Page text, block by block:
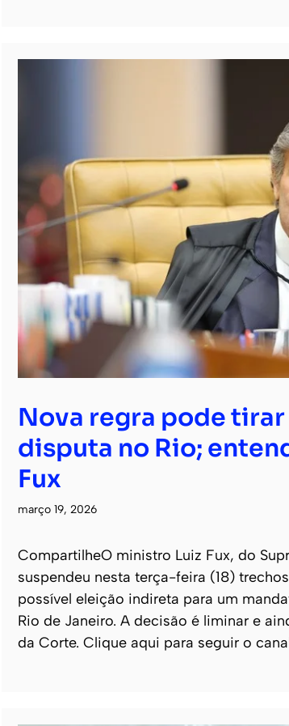
Nova regra pode
disputa no Rio;
Fux
março 19, 2026
CompartilheO ministro Luiz Fux, do
suspendeu nesta terça-feira (18)
possível eleição indireta para um
Rio de Janeiro. A decisão é liminar e
da Corte. Clique aqui para seguir o